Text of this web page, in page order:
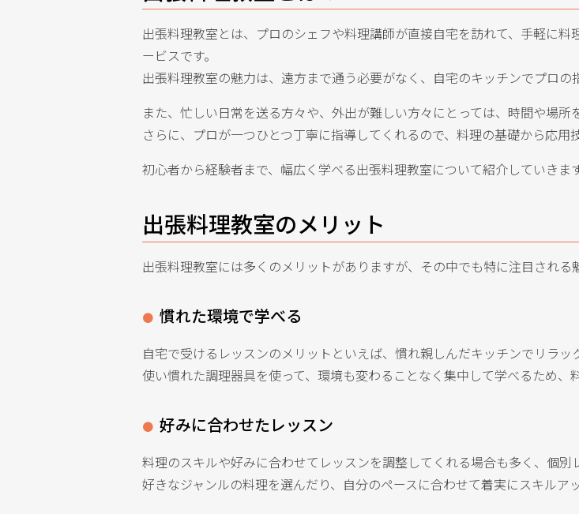
出張料理教室とは、プロのシェフや料理講師が直接自宅を訪れて、手軽に
ービスです。
出張料理教室の魅力は、遠方まで通う必要がなく、自宅のキッチンでプロの
また、忙しい日常を送る方々や、外出が難しい方々にとっては、時間や場所
さらに、プロが一つひとつ丁寧に指導してくれるので、料理の基礎から応用
初心者から経験者まで、幅広く学べる出張料理教室について紹介していきます
出張料理教室のメリット
出張料理教室には多くのメリットがありますが、その中でも特に注目される
慣れた環境で学べる
自宅で受けるレッスンのメリットといえば、慣れ親しんだキッチンでリラッ
使い慣れた調理器具を使って、環境も変わることなく集中して学べるため、
好みに合わせたレッスン
料理のスキルや好みに合わせてレッスンを調整してくれる場合も多く、個別
好きなジャンルの料理を選んだり、自分のペースに合わせて着実にスキルア